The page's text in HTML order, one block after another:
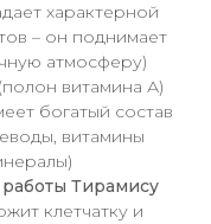
характерной
– он поднимает
атмосферу)
(полон витамина А)
богатый состав
витамины
Тирамису
клетчатку и